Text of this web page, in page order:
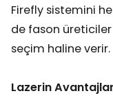
Firefly sistemini
de fason
seçim haline verir.
Lazerin